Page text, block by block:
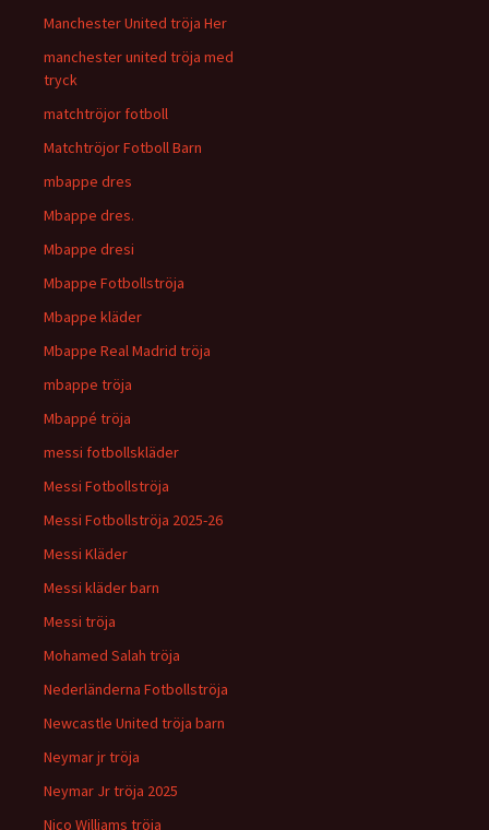
Manchester United tröja Her
manchester united tröja med
tryck
matchtröjor fotboll
Matchtröjor Fotboll Barn
mbappe dres
Mbappe dres.
Mbappe dresi
Mbappe Fotbollströja
Mbappe kläder
Mbappe Real Madrid tröja
mbappe tröja
Mbappé tröja
messi fotbollskläder
Messi Fotbollströja
Messi Fotbollströja 2025-26
Messi Kläder
Messi kläder barn
Messi tröja
Mohamed Salah tröja
Nederländerna Fotbollströja
Newcastle United tröja barn
Neymar jr tröja
Neymar Jr tröja 2025
Nico Williams tröja